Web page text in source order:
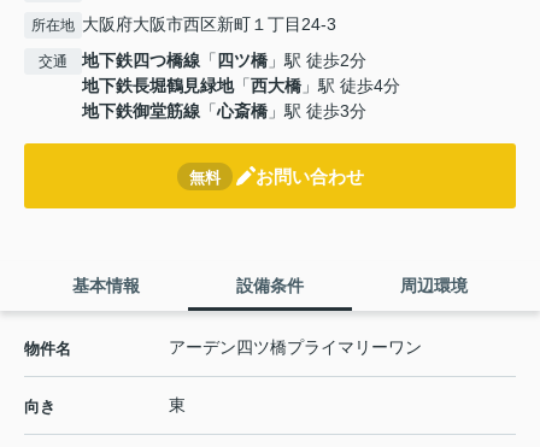
所在地 大阪府大阪市西区新町１丁目24-3
交通 地下鉄四つ橋線 「 四ツ橋 」駅 徒歩2分
地下鉄長堀鶴見緑地「西大橋 」駅 徒歩4分
地下鉄御堂筋線 「心斎橋 」駅 徒歩3分
無料 お問い合わせ
基本情報 設備条件 周辺環境
物件名 アーデン四ツ橋プライマリーワン
向き 東